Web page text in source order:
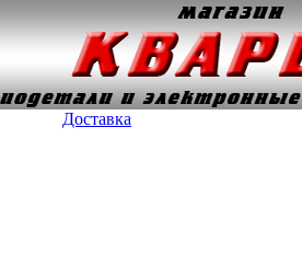
Доставка